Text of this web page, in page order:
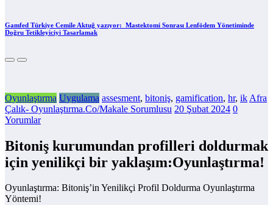
Gamfed Türkiye Cemile Aktuğ yazıyor: Mastektomi Sonrası Lenfödem Yönetiminde
Doğru Tetikleyiciyi Tasarlamak
Oyunlaştırma Uygulama assesment, bitoniş, gamification, hr, ik Afra
Çalık- Oyunlaştırma.Co/Makale Sorumlusu 20 Şubat 2024 0
Yorumlar
Bitoniş kurumundan profilleri doldurmak
için yenilikçi bir yaklaşım:Oyunlaştırma!
Oyunlaştırma: Bitoniş’in Yenilikçi Profil Doldurma Oyunlaştırma
Yöntemi!